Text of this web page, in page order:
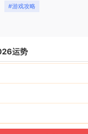
#游戏攻略
运势